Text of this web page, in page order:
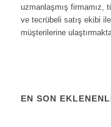
uzmanlaşmış firmamız,
ve tecrübeli satış ekibi
müşterilerine
EN SON